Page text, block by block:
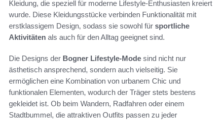
Kleidung, die speziell für moderne Lifestyle-Enthusiasten kreiert
wurde. Diese Kleidungsstücke verbinden Funktionalität mit
erstklassigem Design, sodass sie sowohl für sportliche
Aktivitäten als auch für den Alltag geeignet sind.
Die Designs der Bogner Lifestyle-Mode sind nicht nur
ästhetisch ansprechend, sondern auch vielseitig. Sie
ermöglichen eine Kombination von urbanem Chic und
funktionalen Elementen, wodurch der Träger stets bestens
gekleidet ist. Ob beim Wandern, Radfahren oder einem
Stadtbummel, die attraktiven Outfits passen zu jeder